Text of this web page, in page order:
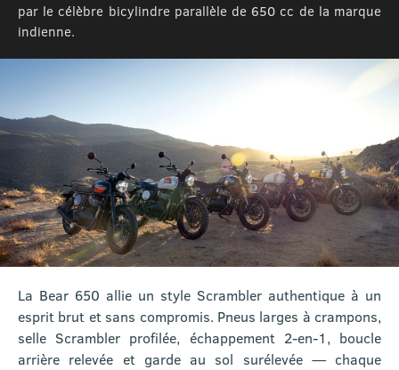
par le célèbre bicylindre parallèle de 650 cc de la marque
indienne.
La Bear 650 allie un style Scrambler authentique à un
esprit brut et sans compromis. Pneus larges à crampons,
selle Scrambler profilée, échappement 2-en-1, boucle
arrière relevée et garde au sol surélevée — chaque